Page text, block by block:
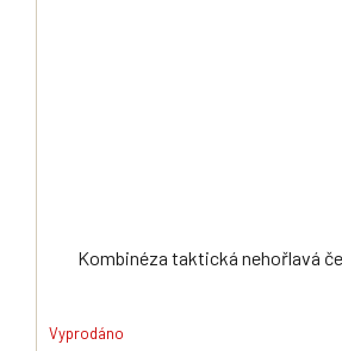
Kombinéza taktická nehořlavá
Vyprodáno